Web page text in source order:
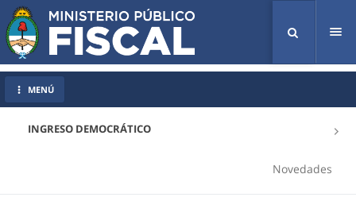
INGRESO DEMOCRÁTICO
Novedades
MENÚ